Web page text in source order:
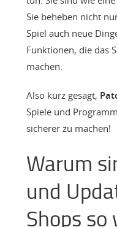
Sie beheben nicht
Spiel auch neue
Funktionen, die das
machen.
Also kurz gesagt,
Spiele und
sicherer zu machen!
Warum
und
Shops so